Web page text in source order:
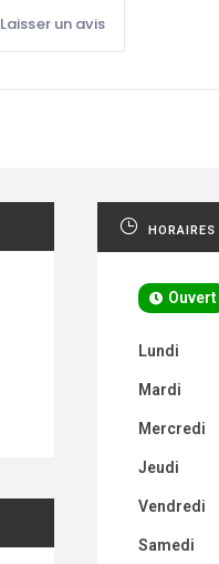
Laisser un avis
HORAIRES
Ouvert
Lundi
Mardi
Mercredi
Jeudi
Vendredi
Samedi